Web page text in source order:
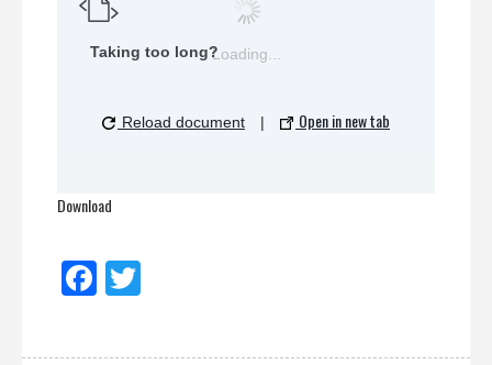
Loading...
Taking too long?
Reload document | Open in new tab
Download
Facebook